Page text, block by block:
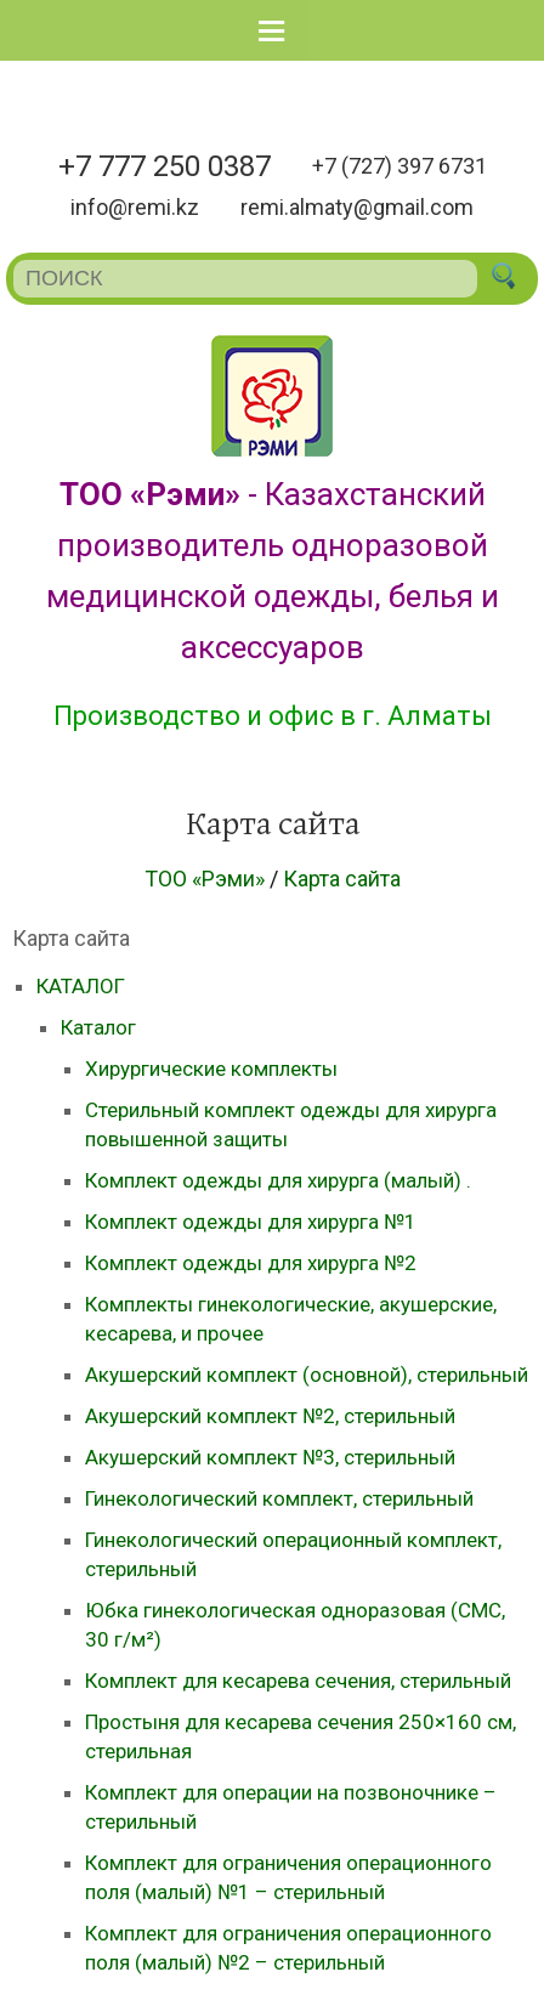
+7 777 250 0387
+7 (727) 397 6731
info@remi.kz
remi.almaty@gmail.com
ТОО «Рэми» - Казахстанский
производитель одноразовой
медицинской одежды, белья и
аксессуаров
Производство и офис в г. Алматы
Карта сайта
ТОО «Рэми» / Карта сайта
Карта сайта
КАТАЛОГ
Каталог
Хирургические комплекты
Стерильный комплект одежды для хирурга
повышенной защиты
Комплект одежды для хирурга (малый) .
Комплект одежды для хирурга №1
Комплект одежды для хирурга №2
Комплекты гинекологические, акушерские,
кесарева, и прочее
Акушерский комплект (основной), стерильный
Акушерский комплект №2, стерильный
Акушерский комплект №3, стерильный
Гинекологический комплект, стерильный
Гинекологический операционный комплект,
стерильный
Юбка гинекологическая одноразовая (СМС,
30 г/м²)
Комплект для кесарева сечения, стерильный
Простыня для кесарева сечения 250×160 см,
стерильная
Комплект для операции на позвоночнике –
стерильный
Комплект для ограничения операционного
поля (малый) №1 – стерильный
Комплект для ограничения операционного
поля (малый) №2 – стерильный